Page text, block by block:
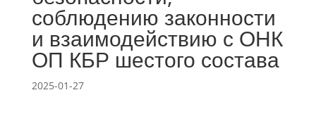
соблюдению законности
и взаимодействию с ОНК
ОП КБР шестого состава
2025-01-27